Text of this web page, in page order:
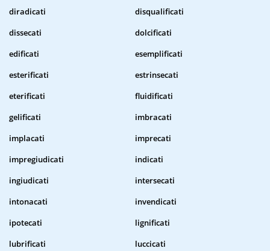
diradicati
disqualificati
dissecati
dolcificati
edificati
esemplificati
esterificati
estrinsecati
eterificati
fluidificati
gelificati
imbracati
implacati
imprecati
impregiudicati
indicati
ingiudicati
intersecati
intonacati
invendicati
ipotecati
lignificati
lubrificati
luccicati